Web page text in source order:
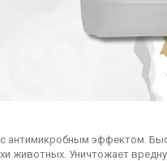
антимикробным эффектом.
животных. Уничтожает